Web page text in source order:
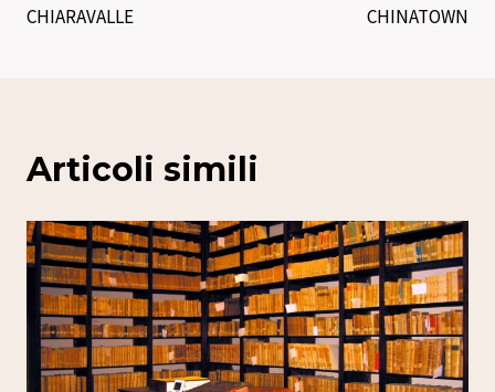
CHIARAVALLE
CHINATOWN
Articoli simili